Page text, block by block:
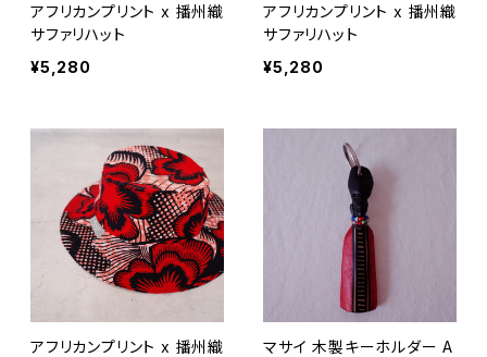
アフリカンプリント x 播州織
サファリハット
¥5,280
アフリカンプリント x 播州織
サファリハット
¥5,280
アフリカンプリント x 播州織
マサイ 木製キーホルダー A